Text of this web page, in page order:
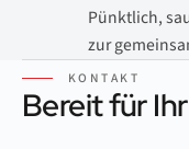
Pünktlich,
zur
KONTAKT
Bereit für